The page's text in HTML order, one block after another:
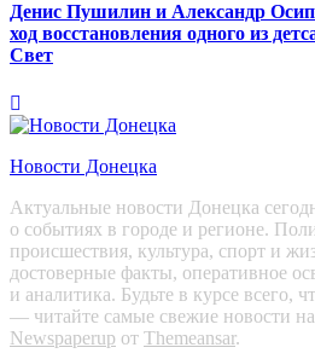
Денис Пушилин и Александр
ход восстановления одного из
Свет
Новости Донецка
Актуальные новости Донецка
о событиях в городе и регионе.
происшествия, культура, спорт и
достоверные факты, оперативное
и аналитика. Будьте в курсе всего,
— читайте самые свежие новости
Newspaperup от Themeansar.